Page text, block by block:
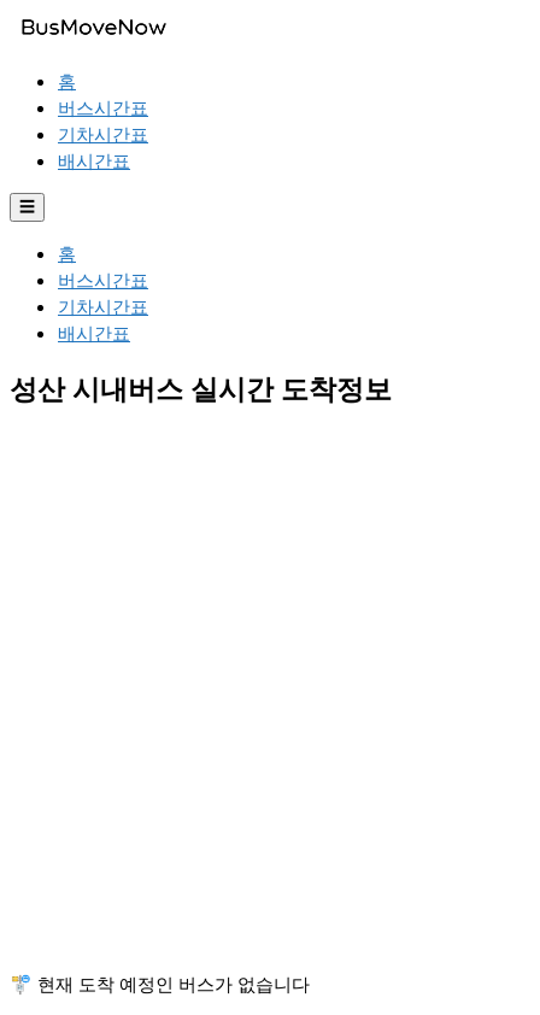
홈
버스시간표
기차시간표
배시간표
☰
홈
버스시간표
기차시간표
배시간표
성산 시내버스 실시간 도착정보
🚏 현재 도착 예정인 버스가 없습니다